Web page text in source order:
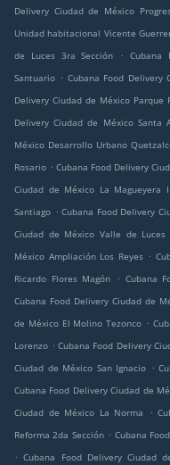
Delivery Ciudad de México
Unidad habitacional Vicente
de Luces 3ra Sección
. Cubana
Santuario . Cubana Food Delivery
Delivery Ciudad de México Parque
Delivery Ciudad de México Santa
México Desarrollo Urbano
Rosario . Cubana Food Delivery
Ciudad de México La Magueyera
Santiago . Cubana Food Delivery
Ciudad de México Valle de Luces
México Ampliación Los Reyes .
Ricardo Flores Magón
. Cubana
Cubana Food Delivery Ciudad de
de México El Molino Tezonco .
Lorenzo . Cubana Food Delivery
Ciudad de México San Ignacio .
Cubana Food Delivery Ciudad de
Ciudad de México La Norma
.
Reforma 2da Sección . Cubana
. Cubana Food Delivery Ciudad